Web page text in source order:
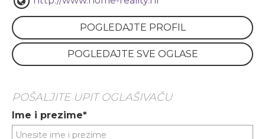
POGLEDAJTE PROFIL
POGLEDAJTE SVE OGLASE
POŠALJITE UPIT OGLAŠIVAČU
Ime i prezime*